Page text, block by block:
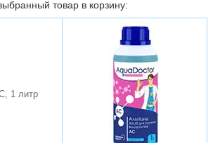
товар в корзину:
1 литр